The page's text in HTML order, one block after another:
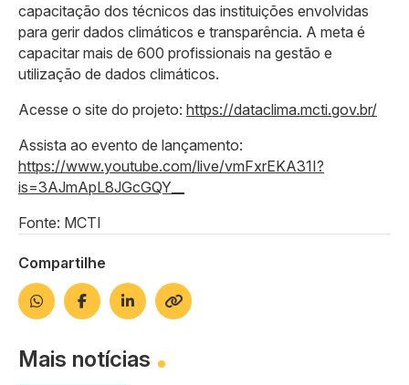
capacitação dos técnicos das instituições envolvidas
para gerir dados climáticos e transparência. A meta é
capacitar mais de 600 profissionais na gestão e
utilização de dados climáticos.
Acesse o site do projeto: https://dataclima.mcti.gov.br/
Assista ao evento de lançamento:
https://www.youtube.com/live/vmFxrEKA31I?
is=3AJmApL8JGcGQY__
Fonte: MCTI
Compartilhe
Mais notícias